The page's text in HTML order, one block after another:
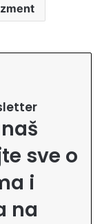
sve o
i
na